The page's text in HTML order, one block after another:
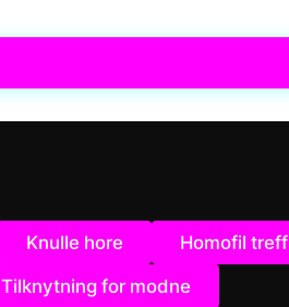
Knulle hore
Homofil treff
Tilknytning for modne